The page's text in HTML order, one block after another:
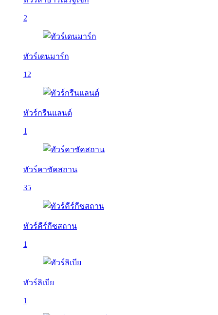
2
ทัวร์เดนมาร์ก
12
ทัวร์กรีนแลนด์
1
ทัวร์คาซัคสถาน
35
ทัวร์คีร์กีซสถาน
1
ทัวร์ลิเบีย
1